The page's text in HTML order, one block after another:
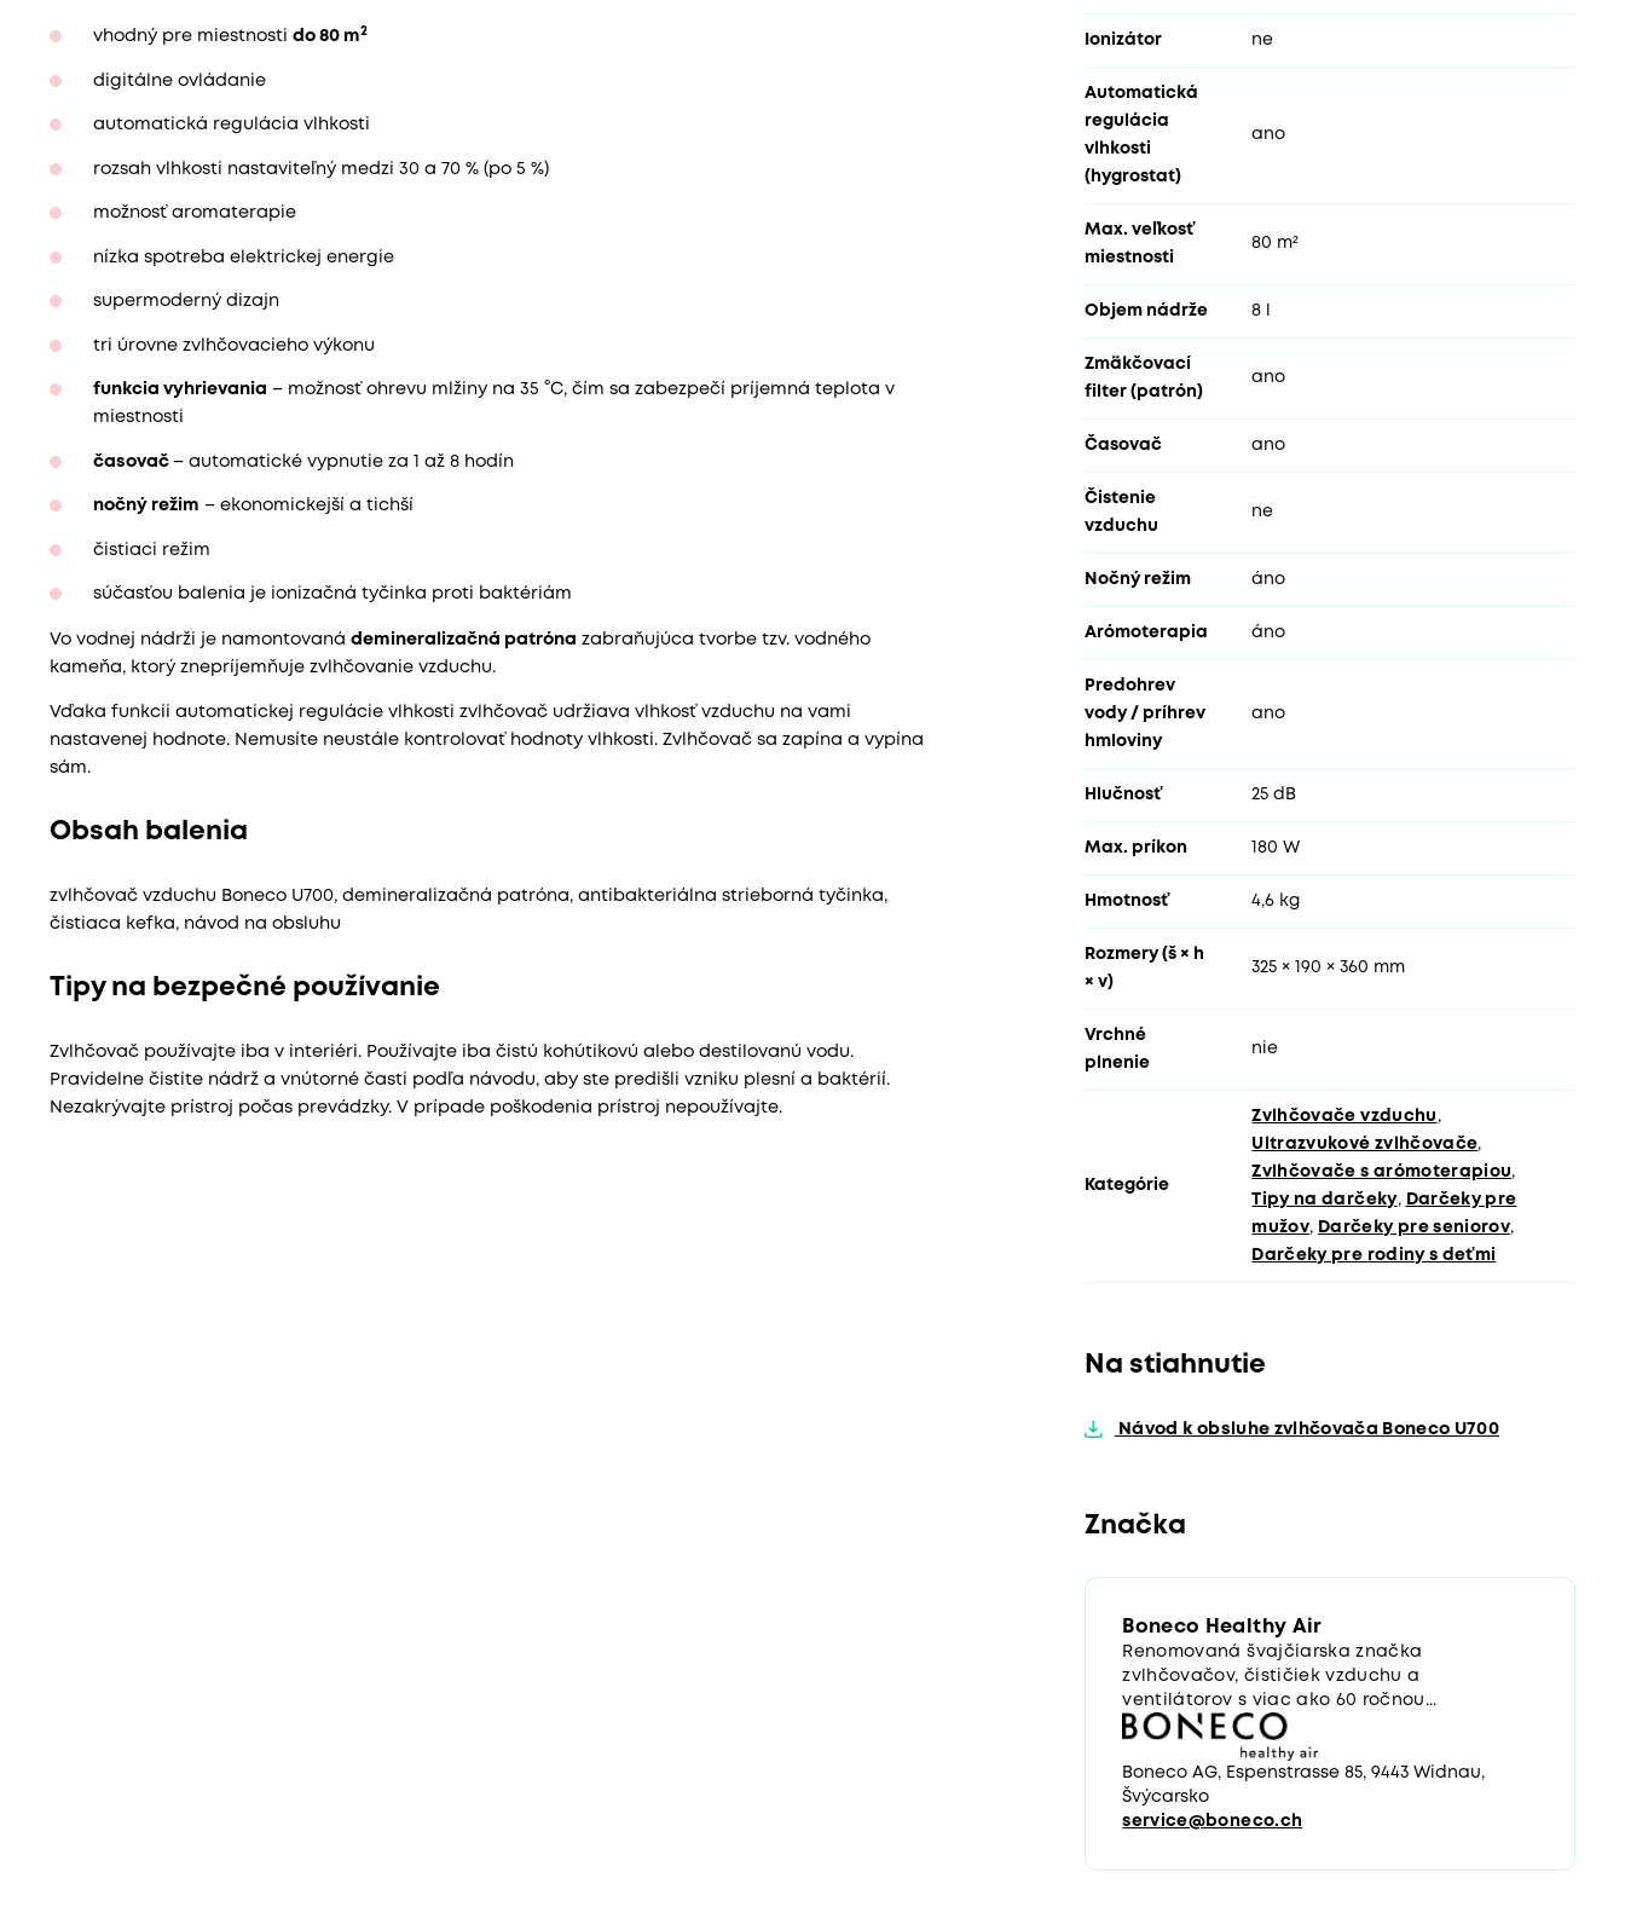
vhodný pre miestnosti do 80 m2
digitálne ovládanie
automatická regulácia vlhkosti
rozsah vlhkosti nastaviteľný medzi 30 a 70 % (po 5 %)
možnosť aromaterapie
nízka spotreba elektrickej energie
supermoderný dizajn
tri úrovne zvlhčovacieho výkonu
funkcia vyhrievania – možnosť ohrevu mlžiny na 35 °C, čím sa zabezpečí príjemná teplota v
miestnosti
časovač – automatické vypnutie za 1 až 8 hodín
nočný režim – ekonomickejší a tichší
čistiaci režim
súčasťou balenia je ionizačná tyčinka proti baktériám
Vo vodnej nádrži je namontovaná demineralizačná patróna zabraňujúca tvorbe tzv. vodného
kameňa, ktorý znepríjemňuje zvlhčovanie vzduchu.
Vďaka funkcii automatickej regulácie vlhkosti zvlhčovač udržiava vlhkosť vzduchu na vami
nastavenej hodnote. Nemusíte neustále kontrolovať hodnoty vlhkosti. Zvlhčovač sa zapína a vypína
sám.
Obsah balenia
zvlhčovač vzduchu Boneco U700, demineralizačná patróna, antibakteriálna strieborná tyčinka,
čistiaca kefka, návod na obsluhu
Tipy na bezpečné používanie
Zvlhčovač používajte iba v interiéri. Používajte iba čistú kohútikovú alebo destilovanú vodu.
Pravidelne čistite nádrž a vnútorné časti podľa návodu, aby ste predišli vzniku plesní a baktérií.
Nezakrývajte prístroj počas prevádzky. V prípade poškodenia prístroj nepoužívajte.
Ionizátor ne
Automatická
regulácia
vlhkosti
(hygrostat)
ano
Max. veľkosť
miestnosti
80 m²
Objem nádrže 8 l
Zmäkčovací
filter (patrón)
ano
Časovač ano
Čistenie
vzduchu
ne
Nočný režim áno
Arómoterapia áno
Predohrev
vody / príhrev
hmloviny
ano
Hlučnosť 25 dB
Max. príkon 180 W
Hmotnosť 4,6 kg
Rozmery (š × h
× v)
325 × 190 × 360 mm
Vrchné
plnenie
nie
Kategórie
Zvlhčovače vzduchu ,
Ultrazvukové zvlhčovače,
Zvlhčovače s arómoterapiou,
Tipy na darčeky, Darčeky pre
mužov, Darčeky pre seniorov,
Darčeky pre rodiny s deťmi
Na stiahnutie
Návod k obsluhe zvlhčovača Boneco U700
Značka
Boneco Healthy Air
Renomovaná švajčiarska značka
zvlhčovačov, čističiek vzduchu a
ventilátorov s viac ako 60 ročnou...
Boneco AG, Espenstrasse 85, 9443 Widnau,
Švýcarsko
service@boneco.ch